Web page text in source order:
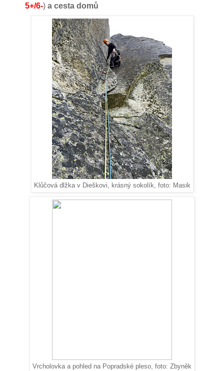
5+/6-) a cesta domů
Klůčová dlžka v Dieškovi, krásný sokolík, foto: Masik
Vrcholovka a pohled na Popradské pleso, foto: Zbyněk